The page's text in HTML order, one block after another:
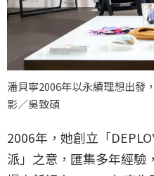
潘貝寧2006年以永續理想出發
影／吳致碩
2006年，她創立「
派」之意，匯集多年經驗